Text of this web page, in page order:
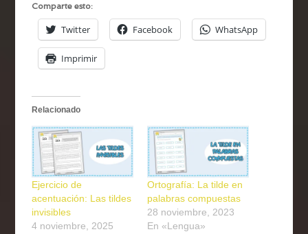
Comparte esto:
Twitter Facebook WhatsApp
Imprimir
Relacionado
Ejercicio de
acentuación: Las tildes
invisibles
4 noviembre, 2025
Ortografía: La tilde en
palabras compuestas
28 noviembre, 2023
En «Lengua»